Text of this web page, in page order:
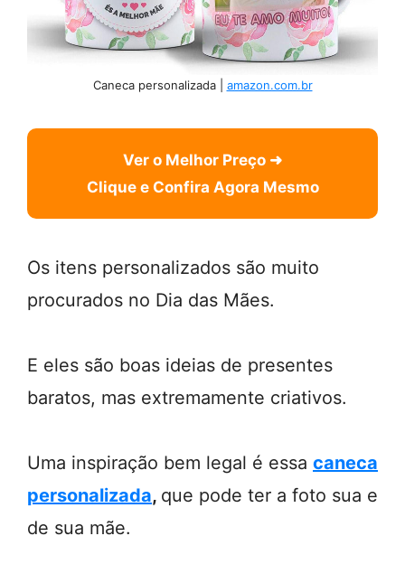
Caneca personalizada | amazon.com.br
Ver o Melhor Preço ➜
Clique e Confira Agora Mesmo
Os itens personalizados são muito
procurados no Dia das Mães.
E eles são boas ideias de presentes
baratos, mas extremamente criativos.
Uma inspiração bem legal é essa caneca
personalizada, que pode ter a foto sua e
de sua mãe.